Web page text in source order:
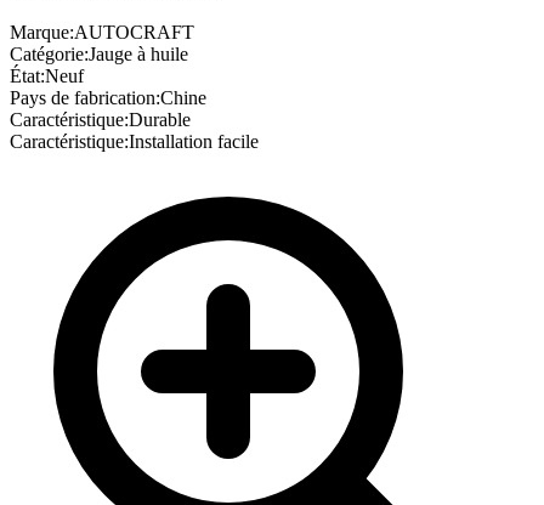
Marque:AUTOCRAFT
Catégorie:Jauge à huile
État:Neuf
Pays de fabrication:Chine
Caractéristique:Durable
Caractéristique:Installation facile